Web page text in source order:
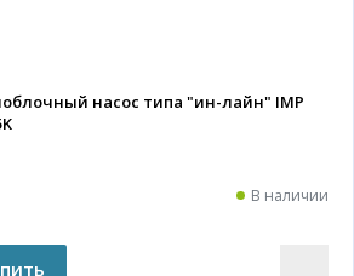
насос типа "ин-лайн" IMP
В наличии